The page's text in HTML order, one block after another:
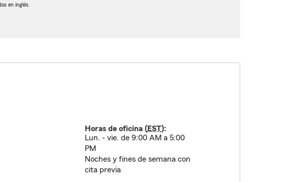
en inglés.
Horas de oficina (EST):
Lun. - vie. de 9:00 AM a 5:00
PM
Noches y fines de semana con
cita previa